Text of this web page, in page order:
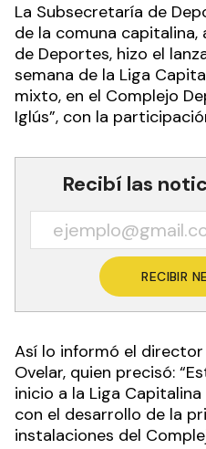
La Subsecretaría de
de la comuna
de Deportes, hizo el
semana de la Liga
mixto, en el Complejo
Iglús”, con la
Recibí las
RECIBIR
Así lo informó el
Ovelar, quien precisó:
inicio a la Liga
con el desarrollo de la
instalaciones del